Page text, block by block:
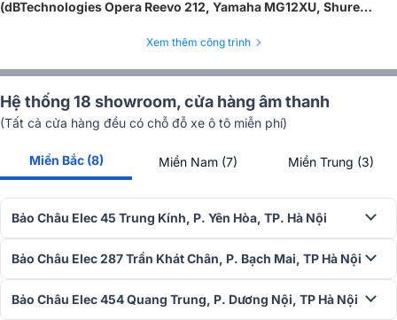
(dBTechnologies Opera Reevo 212, Yamaha MG12XU, Shure
Xem thêm công trình
Hệ thống 18 showroom, cửa hàng âm thanh
(Tất cả cửa hàng đều có chỗ đỗ xe ô tô miễn phí)
Miền Bắc (8) Miền Nam (7) Miền Trung (3)
Bảo Châu Elec 45 Trung Kính, P. Yên Hòa, TP. Hà Nội
Bảo Châu Elec 287 Trần Khát Chân, P. Bạch Mai, TP Hà Nội
Bảo Châu Elec 454 Quang Trung, P. Dương Nội, TP Hà Nội